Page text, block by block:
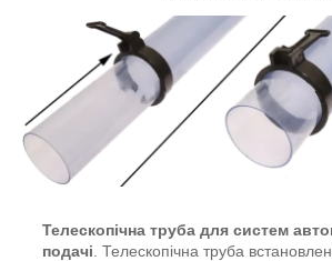
Телескопічна труба для систем
подачі . Телескопічна труба